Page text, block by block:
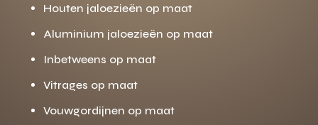
Houten jaloezieën op maat
Aluminium jaloezieën op maat
Inbetweens op maat
Vitrages op maat
Vouwgordijnen op maat